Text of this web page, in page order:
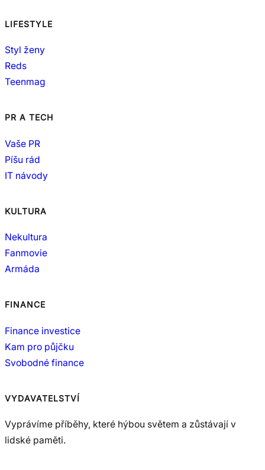
LIFESTYLE
Styl ženy
Reds
Teenmag
PR A TECH
Vaše PR
Píšu rád
IT návody
KULTURA
Nekultura
Fanmovie
Armáda
FINANCE
Finance investice
Kam pro půjčku
Svobodné finance
VYDAVATELSTVÍ
Vyprávíme příběhy, které hýbou světem a zůstávají v
lidské paměti.